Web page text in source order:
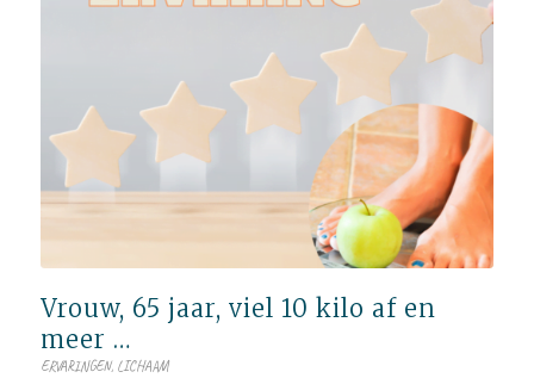
Vrouw, 65 jaar, viel 10 kilo af en
meer …
ERVARINGEN, LICHAAM